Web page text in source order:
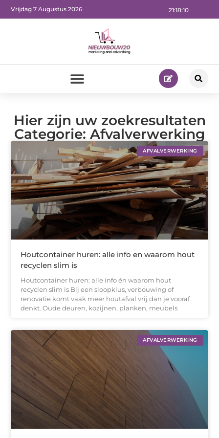
21:18:11
Vrijdag 7 Augustus 2026
Hier zijn uw zoekresultaten
Categorie: Afvalverwerking
AFVALVERWERKING
Houtcontainer huren: alle info en waarom hout
recyclen slim is
Houtcontainer huren: alle info én waarom hout
recyclen slim is Bij een sloopklus, verbouwing of
renovatie komt vaak meer houtafval vrij dan je vooraf
denkt. Oude deuren, kozijnen, planken, meubels
AFVALVERWERKING